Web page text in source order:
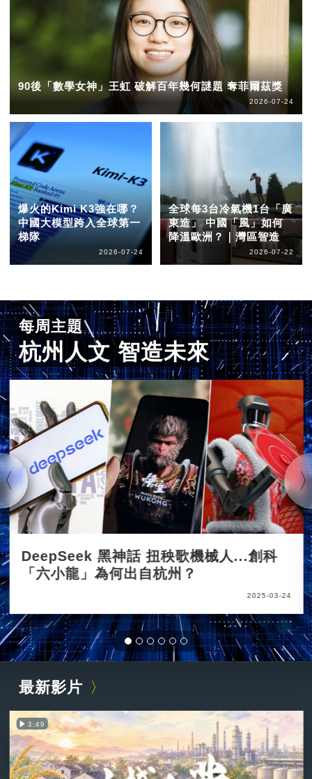
90後「數學女神」王虹 破解百年幾何謎題 奪菲爾茲獎
2026-07-24
爆火的Kimi K3強在哪？
中國大模型跨入全球第一
梯隊
2026-07-24
全球每3台冷氣機1台「廣
東造」 中國「風」如何
降溫歐洲？｜灣區智造
2026-07-22
每周主題
杭州人文 智造未來
DeepSeek 黑神話 扭秧歌機械人...創科
「六小龍」為何出自杭州？
2025-03-24
最新影片
3:49